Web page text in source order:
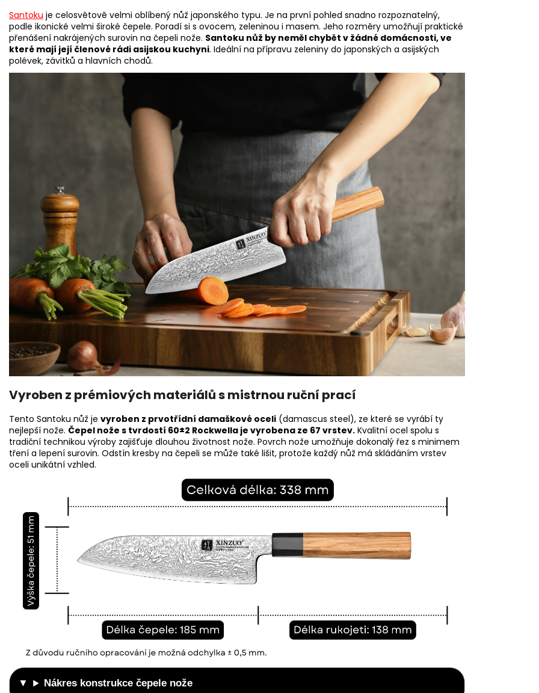
Santoku je celosvětově velmi oblíbený nůž japonského typu. Je na první pohled snadno rozpoznatelný,
podle ikonické velmi široké čepele. Poradí si s ovocem, zeleninou i masem. Jeho rozměry umožňují praktické
přenášení nakrájených surovin na čepeli nože. Santoku nůž by neměl chybět v žádné domácnosti, ve
které mají její členové rádi asijskou kuchyni. Ideální na přípravu zeleniny do japonských a asijských
polévek, závitků a hlavních chodů.
Vyroben z prémiových materiálů s mistrnou ruční prací
Tento Santoku nůž je vyroben z prvotřídní damaškové oceli (damascus steel), ze které se vyrábí ty
nejlepší nože. Čepel nože s tvrdostí 60±2 Rockwella je vyrobena ze 67 vrstev. Kvalitní ocel spolu s
tradiční technikou výroby zajišťuje dlouhou životnost nože. Povrch nože umožňuje dokonalý řez s minimem
tření a lepení surovin. Odstín kresby na čepeli se může také lišit, protože každý nůž má skládáním vrstev
oceli unikátní vzhled.
Nákres konstrukce čepele nože